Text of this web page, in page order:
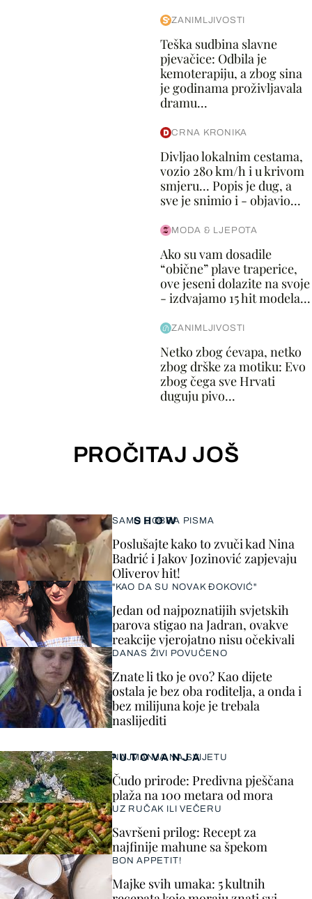
ZANIMLJIVOSTI
Teška sudbina slavne
pjevačice: Odbila je
kemoterapiju, a zbog sina
je godinama proživljavala
dramu...
CRNA KRONIKA
Divljao lokalnim cestama,
vozio 280 km/h i u krivom
smjeru... Popis je dug, a
sve je snimio i - objavio...
MODA & LJEPOTA
Ako su vam dosadile
“obične” plave traperice,
ove jeseni dolazite na svoje
- izdvajamo 15 hit modela...
ZANIMLJIVOSTI
Netko zbog ćevapa, netko
zbog drške za motiku: Evo
zbog čega sve Hrvati
duguju pivo...
PROČITAJ JOŠ
SHOW
SAMO DOBRA PISMA
Poslušajte kako to zvuči kad Nina
Badrić i Jakov Jozinović zapjevaju
Oliverov hit!
"KAO DA SU NOVAK ĐOKOVIĆ"
Jedan od najpoznatijih svjetskih
parova stigao na Jadran, ovakve
reakcije vjerojatno nisu očekivali
DANAS ŽIVI POVUČENO
Znate li tko je ovo? Kao dijete
ostala je bez oba roditelja, a onda i
bez milijuna koje je trebala
naslijediti
PUTOVANJA
NAJMANJA NA SVIJETU
Čudo prirode: Predivna pješčana
plaža na 100 metara od mora
UZ RUČAK ILI VEČERU
Savršeni prilog: Recept za
najfinije mahune sa špekom
BON APPETIT!
Majke svih umaka: 5 kultnih